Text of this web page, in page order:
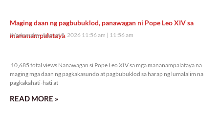
Maging daan ng pagbubuklod, panawagan ni Pope Leo XIV sa
mananampalataya
Wednesday, August 5, 2026 11:56 am 11:56 am
10,685 total views Nanawagan si Pope Leo XIV sa mga mananampalataya na
maging mga daan ng pagkakasundo at pagbubuklod sa harap ng lumalalim na
pagkakahati-hati at
READ MORE »